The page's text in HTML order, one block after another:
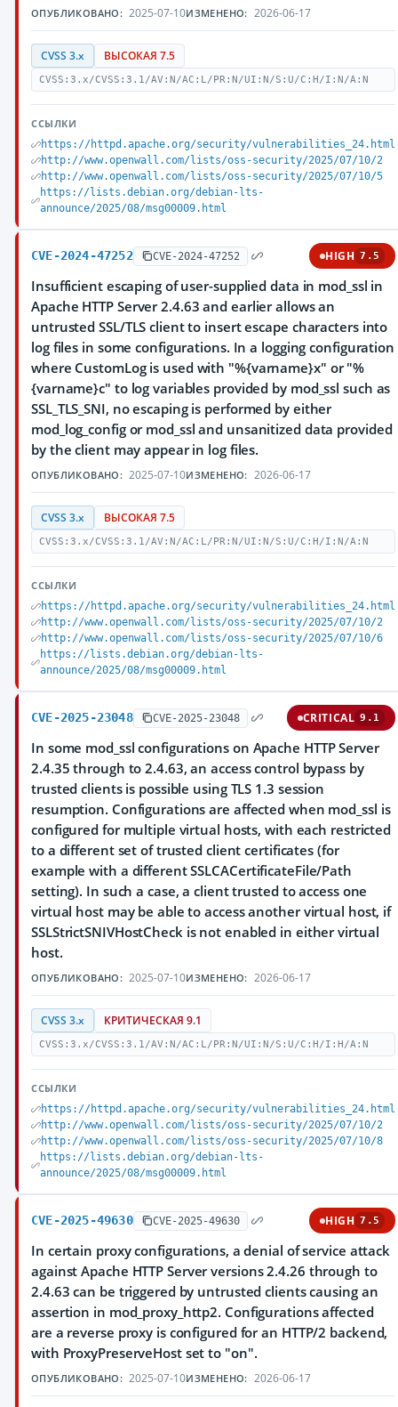
ОПУБЛИКОВАНО: 2025-07-10ИЗМЕНЕНО: 2026-06-17
CVSS 3.x ВЫСОКАЯ 7.5
CVSS:3.x/CVSS:3.1/AV:N/AC:L/PR:N/UI:N/S:U/C:H/I:N/A:N
ССЫЛКИ
https://httpd.apache.org/security/vulnerabilities_24.html
http://www.openwall.com/lists/oss-security/2025/07/10/2
http://www.openwall.com/lists/oss-security/2025/07/10/5
https://lists.debian.org/debian-lts-
announce/2025/08/msg00009.html
CVE-2024-47252 CVE-2024-47252 HIGH 7.5
Insufficient escaping of user-supplied data in mod_ssl in
Apache HTTP Server 2.4.63 and earlier allows an
untrusted SSL/TLS client to insert escape characters into
log files in some configurations. In a logging configuration
where CustomLog is used with "%{varname}x" or "%
{varname}c" to log variables provided by mod_ssl such as
SSL_TLS_SNI, no escaping is performed by either
mod_log_config or mod_ssl and unsanitized data provided
by the client may appear in log files.
ОПУБЛИКОВАНО: 2025-07-10ИЗМЕНЕНО: 2026-06-17
CVSS 3.x ВЫСОКАЯ 7.5
CVSS:3.x/CVSS:3.1/AV:N/AC:L/PR:N/UI:N/S:U/C:H/I:N/A:N
ССЫЛКИ
https://httpd.apache.org/security/vulnerabilities_24.html
http://www.openwall.com/lists/oss-security/2025/07/10/2
http://www.openwall.com/lists/oss-security/2025/07/10/6
https://lists.debian.org/debian-lts-
announce/2025/08/msg00009.html
CVE-2025-23048 CVE-2025-23048 CRITICAL 9.1
In some mod_ssl configurations on Apache HTTP Server
2.4.35 through to 2.4.63, an access control bypass by
trusted clients is possible using TLS 1.3 session
resumption. Configurations are affected when mod_ssl is
configured for multiple virtual hosts, with each restricted
to a different set of trusted client certificates (for
example with a different SSLCACertificateFile/Path
setting). In such a case, a client trusted to access one
virtual host may be able to access another virtual host, if
SSLStrictSNIVHostCheck is not enabled in either virtual
host.
ОПУБЛИКОВАНО: 2025-07-10ИЗМЕНЕНО: 2026-06-17
CVSS 3.x КРИТИЧЕСКАЯ 9.1
CVSS:3.x/CVSS:3.1/AV:N/AC:L/PR:N/UI:N/S:U/C:H/I:H/A:N
ССЫЛКИ
https://httpd.apache.org/security/vulnerabilities_24.html
http://www.openwall.com/lists/oss-security/2025/07/10/2
http://www.openwall.com/lists/oss-security/2025/07/10/8
https://lists.debian.org/debian-lts-
announce/2025/08/msg00009.html
CVE-2025-49630 CVE-2025-49630 HIGH 7.5
In certain proxy configurations, a denial of service attack
against Apache HTTP Server versions 2.4.26 through to
2.4.63 can be triggered by untrusted clients causing an
assertion in mod_proxy_http2. Configurations affected
are a reverse proxy is configured for an HTTP/2 backend,
with ProxyPreserveHost set to "on".
ОПУБЛИКОВАНО: 2025-07-10ИЗМЕНЕНО: 2026-06-17